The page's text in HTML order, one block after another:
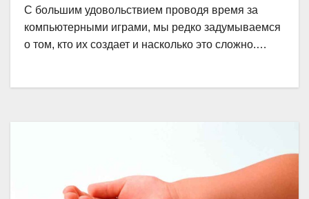
С большим удовольствием проводя время за
компьютерными играми, мы редко задумываемся
о том, кто их создает и насколько это сложно.…